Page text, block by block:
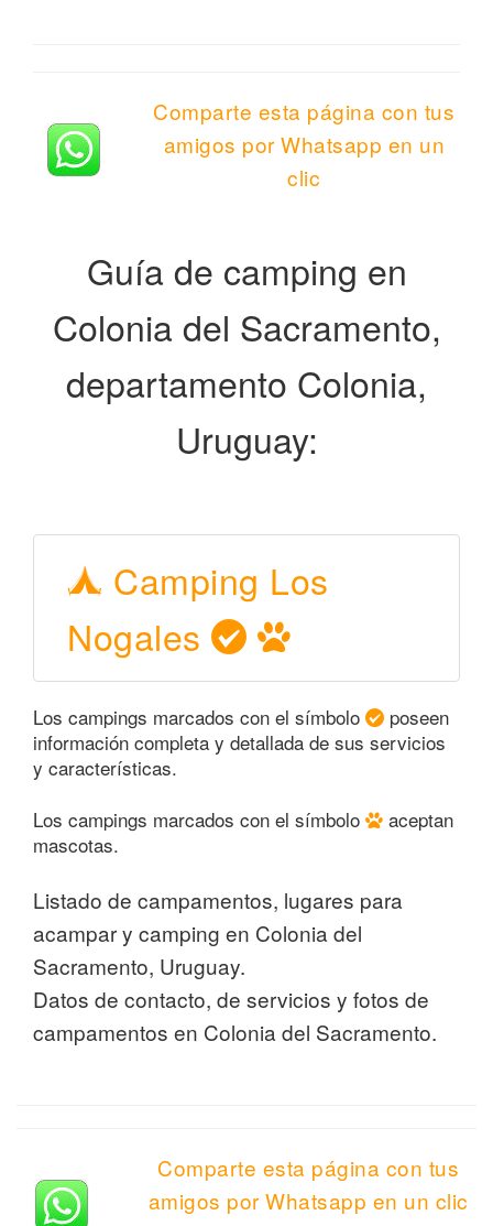
Comparte esta página con tus
amigos por Whatsapp en un
clic
Guía de camping en
Colonia del Sacramento,
departamento Colonia,
Uruguay:
Camping Los
Nogales
Los campings marcados con el símbolo
poseen
información completa y detallada de sus servicios
y características.
Los campings marcados con el símbolo
aceptan
mascotas.
Listado de campamentos, lugares para
acampar y camping en Colonia del
Sacramento, Uruguay.
Datos de contacto, de servicios y fotos de
campamentos en Colonia del Sacramento.
Comparte esta página con tus
amigos por Whatsapp en un clic